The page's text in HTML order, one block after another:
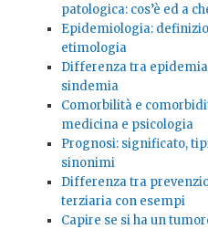
patologica: cos’è ed a
Epidemiologia:
etimologia
Differenza tra
sindemia
Comorbilità e
medicina e psicologia
Prognosi: significato,
sinonimi
Differenza tra
terziaria con esempi
Capire se si ha un